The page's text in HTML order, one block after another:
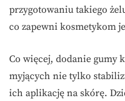
przygotowaniu takiego
co zapewni kosmetykom
Co więcej, dodanie gumy
myjących nie tylko
ich aplikację na skórę.